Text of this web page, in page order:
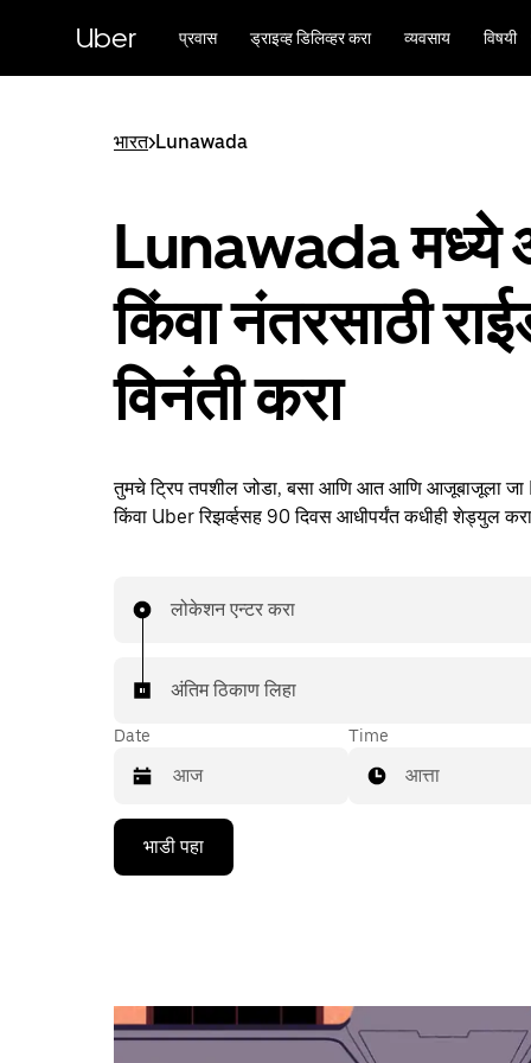
Uber प्रवास ड्राइव्ह डिलिव्हर करा व्यवसाय विषयी
भारत>Lunawada
Lunawada मध्ये
किंवा नंतरसाठी
विनंती करा
तुमचे ट्रिप तपशील जोडा, बसा आणि आत आणि आजूबाजूला
किंवा Uber रिझर्व्हसह 90 दिवस आधीपर्यंत कधीही शेड्युल
लोकेशन एन्टर करा
अंतिम ठिकाण लिहा
Date
Press
down
the
calendar
and
Time
आत्ता
भाडी पहा